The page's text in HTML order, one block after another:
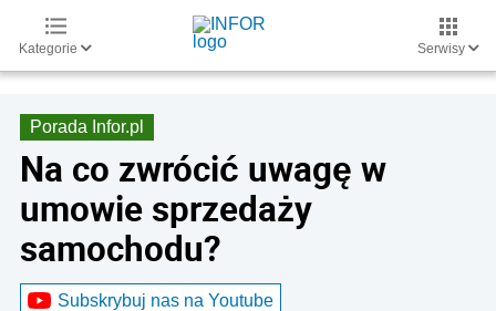
Kategorie Serwisy
Porada Infor.pl
Na co zwrócić uwagę w
umowie sprzedaży
samochodu?
Subskrybuj nas na Youtube